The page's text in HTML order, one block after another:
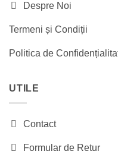
Despre Noi
Termeni și Condiții
Politica de
UTILE
Contact
Formular de Retur